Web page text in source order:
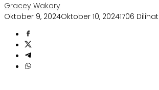
Gracey Wakary
Oktober 9, 2024Oktober 10, 20241706 Dilihat